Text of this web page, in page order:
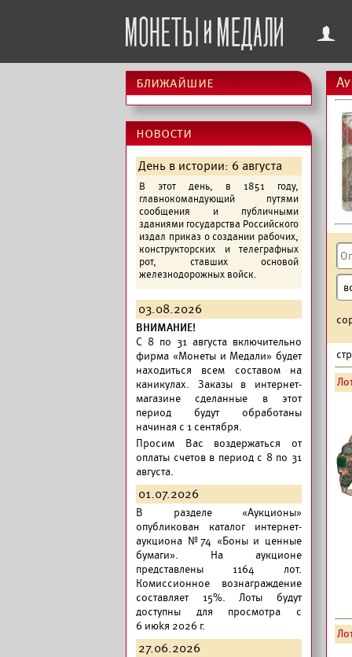
f
ближайшие
новости
День в истории: 6 августа
В этот день, в 1851 году,
главнокомандующий путями
сообщения и публичными
зданиями государства Российского
издал приказ о создании рабочих,
конструкторских и телеграфных
рот, ставших основой
железнодорожных войск.
03.08.2026
ВНИМАНИЕ!
C 8 по 31 августа включительно
фирма «Монеты и Медали» будет
находиться всем составом на
каникулах. Заказы в интернет-
магазине сделанные в этот
период будут обработаны
начиная с 1 сентября.
Просим Вас воздержаться от
оплаты счетов в период с 8 по 31
августа.
01.07.2026
В разделе «Аукционы»
опубликован каталог интернет-
аукциона №74 «Боны и ценные
бумаги». На аукционе
представлены 1164 лот.
Комиссионное вознаграждение
составляет 15%. Лоты будут
доступны для просмотра с
6 июkя 2026 г.
27.06.2026